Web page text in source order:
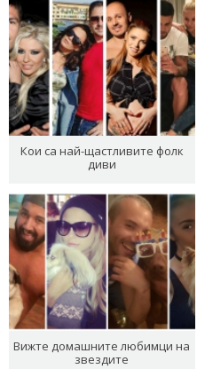
Кои са най-щастливите фолк
диви
Вижте домашните любимци на
звездите